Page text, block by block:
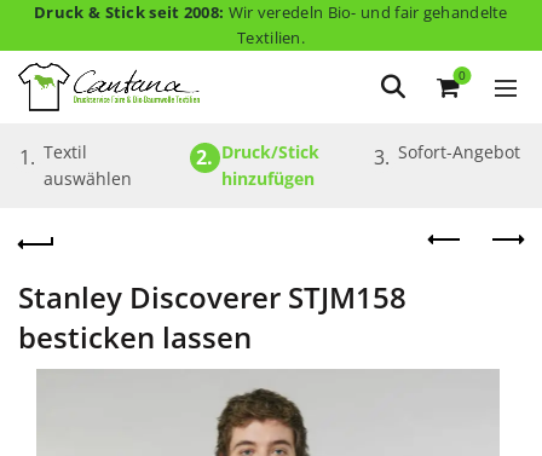
Druck & Stick seit 2008: Wir veredeln Bio- und fair gehandelte
Textilien.
0
1. Textil
auswählen
2. Druck/Stick
hinzufügen
3. Sofort-Angebot
Stanley Discoverer STJM158
besticken lassen